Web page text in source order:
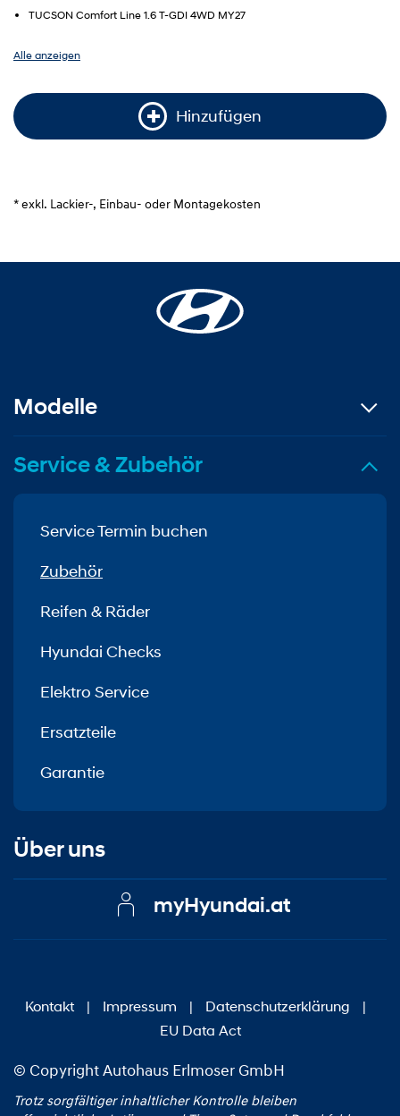
TUCSON Comfort Line 1.6 T-GDI 4WD MY27
Alle anzeigen
Hinzufügen
* exkl. Lackier-, Einbau- oder Montagekosten
Modelle
Service & Zubehör
Service Termin buchen
Zubehör
Reifen & Räder
Hyundai Checks
Elektro Service
Ersatzteile
Garantie
Über uns
myHyundai.at
Kontakt | Impressum | Datenschutzerklärung
|
EU Data Act
© Copyright Autohaus Erlmoser GmbH
Trotz sorgfältiger inhaltlicher Kontrolle bleiben